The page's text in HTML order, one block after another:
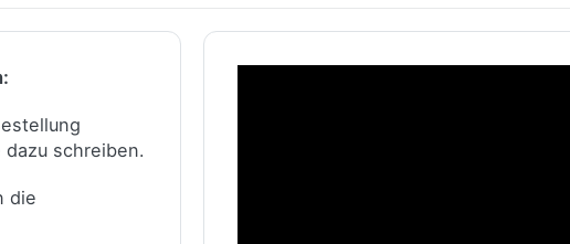
schreiben.
die